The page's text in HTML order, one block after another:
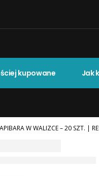
kupowane Jak
W WALIZCE – 20 SZT. |